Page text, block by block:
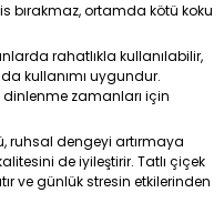
bırakmaz, ortamda kötü koku
rahatlıkla kullanılabilir,
kullanımı uygundur.
zamanları için
ruhsal dengeyi artırmaya
de iyileştirir. Tatlı çiçek
ve günlük stresin etkilerinden